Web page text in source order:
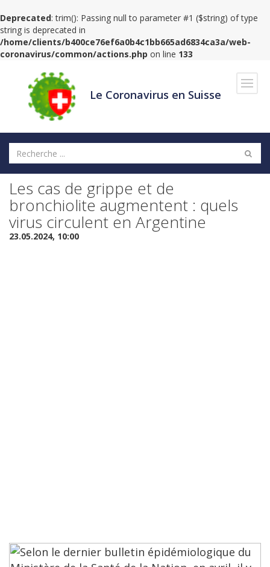
Deprecated: trim(): Passing null to parameter #1 ($string) of type
string is deprecated in
/home/clients/b400ce76ef6a0b4c1bb665ad6834ca3a/web-
coronavirus/common/actions.php on line 133
Le Coronavirus en Suisse
Les cas de grippe et de
bronchiolite augmentent : quels
virus circulent en Argentine
23.05.2024, 10:00